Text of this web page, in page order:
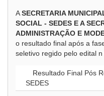
ASECRETARIA
SOCIAL - SEDES E A
ADMINISTRAÇÃO E
o resultado final após a
seletivo regido pelo edital n
Resultado Final Pós
SEDES